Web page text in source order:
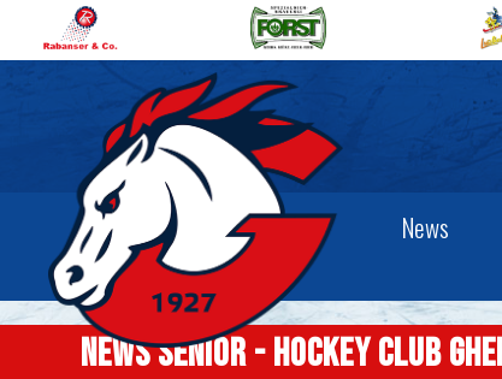
News
News Senior - Hockey Club